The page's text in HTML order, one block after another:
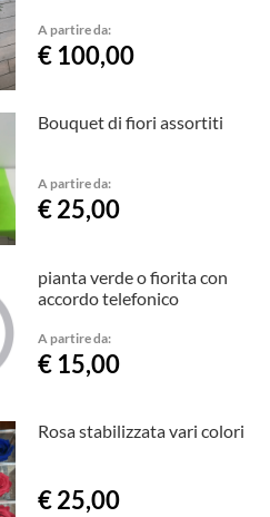
A partire da:
€ 100,00
Bouquet di fiori assortiti
A partire da:
€ 25,00
pianta verde o fiorita con
accordo telefonico
A partire da:
€ 15,00
Rosa stabilizzata vari colori
€ 25,00